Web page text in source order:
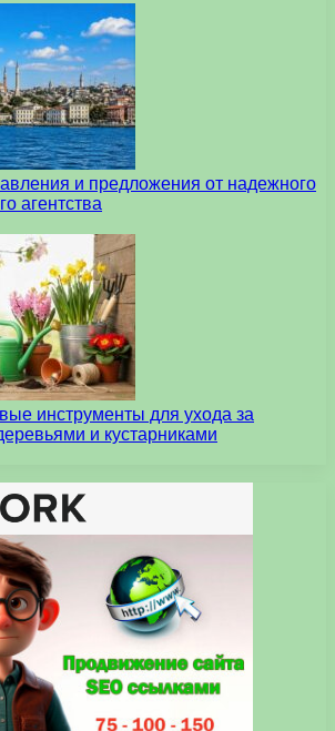
и предложения от надежного
агентства
инструменты для ухода за
и кустарниками